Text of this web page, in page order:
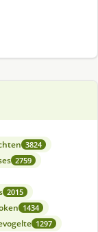
3824
2759
2015
1434
1297